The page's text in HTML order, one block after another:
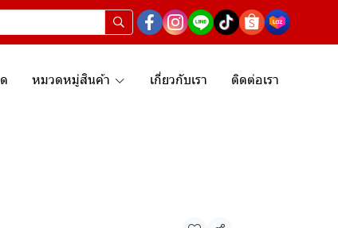
หมวดหมู่สินค้า เกี่ยวกับเรา ติดต่อเรา